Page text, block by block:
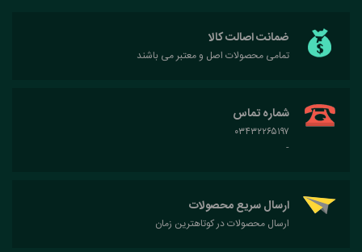
ضمانت اصالت کالا
تمامی محصولات اصل و معتبر می باشند
شماره تماس
۰۳۴۳۲۲۶۵۱۹۷
-
ارسال سریع محصولات
ارسال محصولات در کوتاهترین زمان